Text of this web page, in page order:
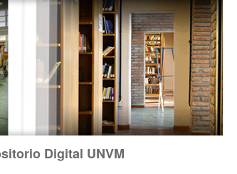
Digital UNVM